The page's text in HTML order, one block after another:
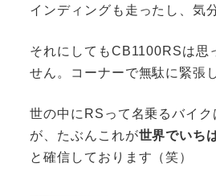
インディングも走ったし、気
それにしてもCB1100RSは思
せん。コーナーで無駄に緊張
世の中にRSって名乗るバイク
が、たぶんこれが世界でいち
と確信しております（笑）